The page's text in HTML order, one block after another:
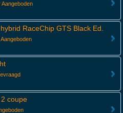
RaceChip GTS Black Ed.
coupe